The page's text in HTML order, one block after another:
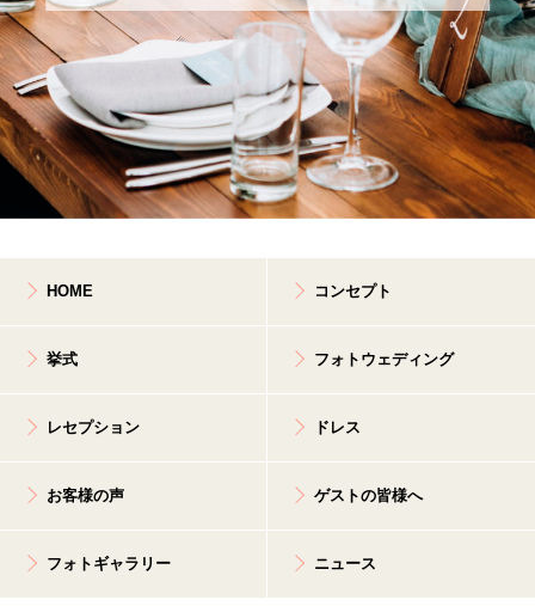
HOME コンセプト
挙式 フォトウェディング
レセプション ドレス
お客様の声 ゲストの皆様へ
フォトギャラリー ニュース